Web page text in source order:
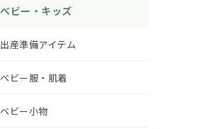
ベビー・キッズ
出産準備アイテム
ベビー服・肌着
ベビー小物